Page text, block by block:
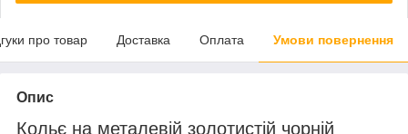
про товар Доставка Оплата Умови повернення
Опис
Кольє на металевій золотистій чорній